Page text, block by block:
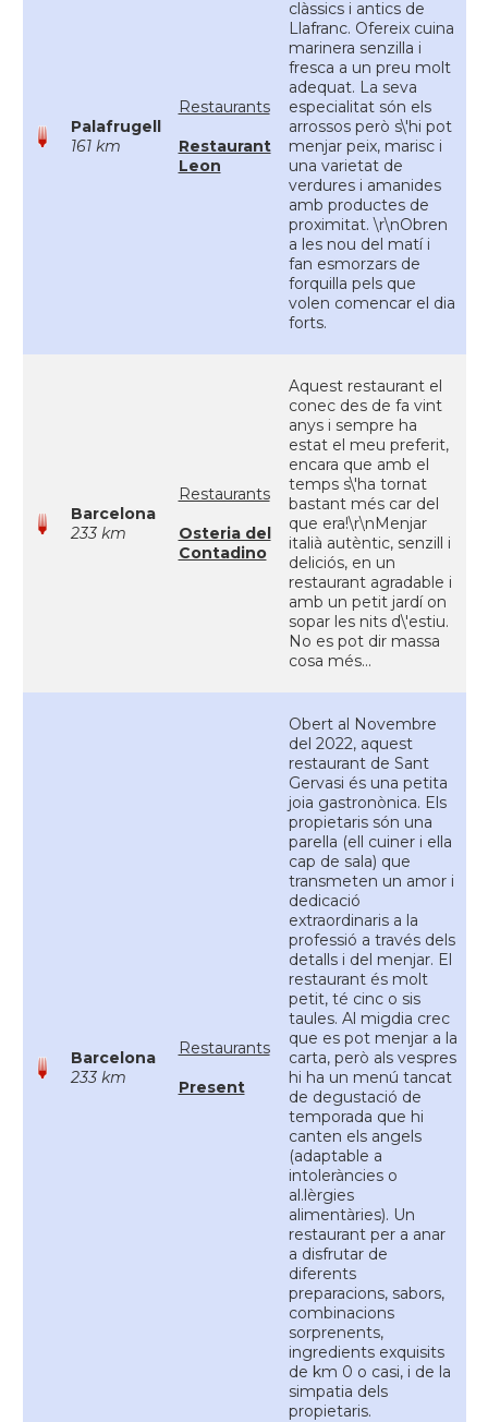
Palafrugell
161 km
Restaurants
Restaurant
Leon
clàssics i antics de
Llafranc. Ofereix cuina
marinera senzilla i
fresca a un preu molt
adequat. La seva
especialitat són els
arrossos però s\'hi pot
menjar peix, marisc i
una varietat de
verdures i amanides
amb productes de
proximitat. \r\nObren
a les nou del matí i
fan esmorzars de
forquilla pels que
volen comencar el dia
forts.
Barcelona
233 km
Restaurants
Osteria del
Contadino
Aquest restaurant el
conec des de fa vint
anys i sempre ha
estat el meu preferit,
encara que amb el
temps s\'ha tornat
bastant més car del
que era!\r\nMenjar
italià autèntic, senzill i
deliciós, en un
restaurant agradable i
amb un petit jardí on
sopar les nits d\'estiu.
No es pot dir massa
cosa més...
Barcelona
233 km
Restaurants
Present
Obert al Novembre
del 2022, aquest
restaurant de Sant
Gervasi és una petita
joia gastronònica. Els
propietaris són una
parella (ell cuiner i ella
cap de sala) que
transmeten un amor i
dedicació
extraordinaris a la
professió a través dels
detalls i del menjar. El
restaurant és molt
petit, té cinc o sis
taules. Al migdia crec
que es pot menjar a la
carta, però als vespres
hi ha un menú tancat
de degustació de
temporada que hi
canten els angels
(adaptable a
intoleràncies o
al.lèrgies
alimentàries). Un
restaurant per a anar
a disfrutar de
diferents
preparacions, sabors,
combinacions
sorprenents,
ingredients exquisits
de km 0 o casi, i de la
simpatia dels
propietaris.